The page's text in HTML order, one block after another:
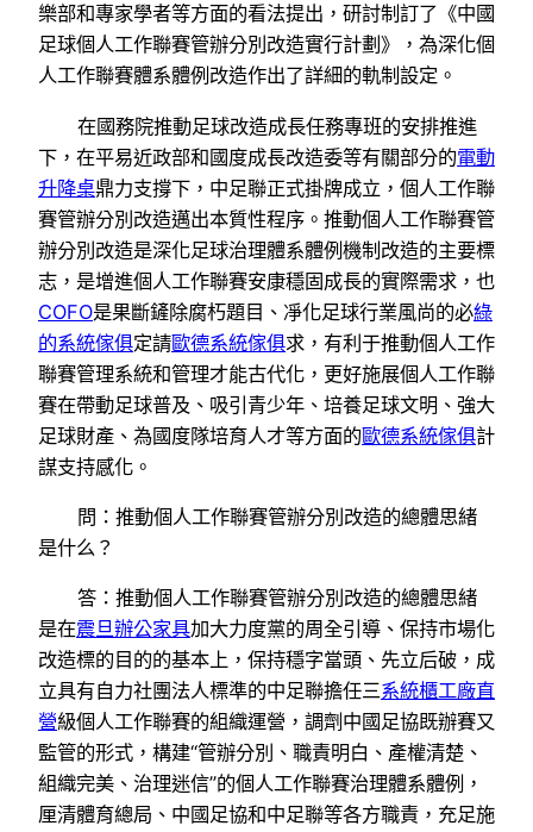
樂部和專家學者等方面的看法提出，研討制訂了《中國
足球個人工作聯賽管辦分別改造實行計劃》，為深化個
人工作聯賽體系體例改造作出了詳細的軌制設定。
在國務院推動足球改造成長任務專班的安排推進
下，在平易近政部和國度成長改造委等有關部分的電動
升降桌鼎力支撐下，中足聯正式掛牌成立，個人工作聯
賽管辦分別改造邁出本質性程序。推動個人工作聯賽管
辦分別改造是深化足球治理體系體例機制改造的主要標
志，是增進個人工作聯賽安康穩固成長的實際需求，也
COFO是果斷鏟除腐朽題目、凈化足球行業風尚的必綠
的系統傢俱定請歐德系統傢俱求，有利于推動個人工作
聯賽管理系統和管理才能古代化，更好施展個人工作聯
賽在帶動足球普及、吸引青少年、培養足球文明、強大
足球財產、為國度隊培育人才等方面的歐德系統傢俱計
謀支持感化。
問：推動個人工作聯賽管辦分別改造的總體思緒
是什么？
答：推動個人工作聯賽管辦分別改造的總體思緒
是在震旦辦公家具加大力度黨的周全引導、保持市場化
改造標的目的的基本上，保持穩字當頭、先立后破，成
立具有自力社團法人標準的中足聯擔任三系統櫃工廠直
營級個人工作聯賽的組織運營，調劑中國足協既辦賽又
監管的形式，構建“管辦分別、職責明白、產權清楚、
組織完美、治理迷信”的個人工作聯賽治理體系體例，
厘清體育總局、中國足協和中足聯等各方職責，充足施